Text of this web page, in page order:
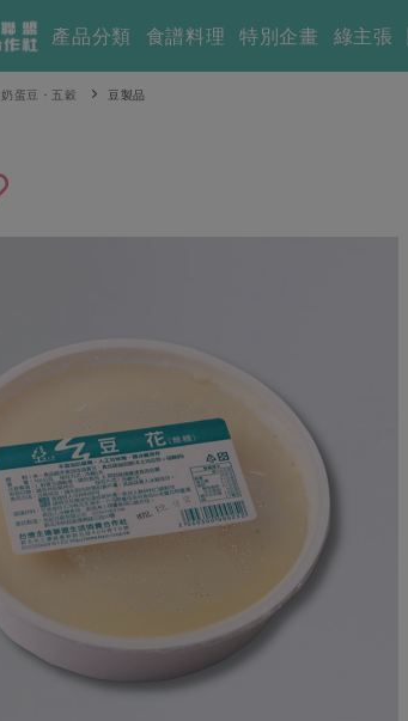
產品分類 食譜料理 特別企畫 綠主張
奶蛋豆・五穀 豆製品